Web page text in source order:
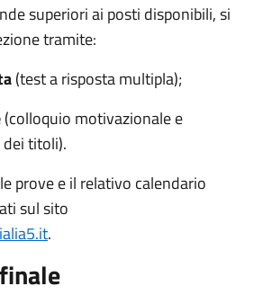
superiori ai posti disponibili, si
tramite:
(test a risposta multipla);
(colloquio motivazionale e
titoli).
prove e il relativo calendario
sul sito
.